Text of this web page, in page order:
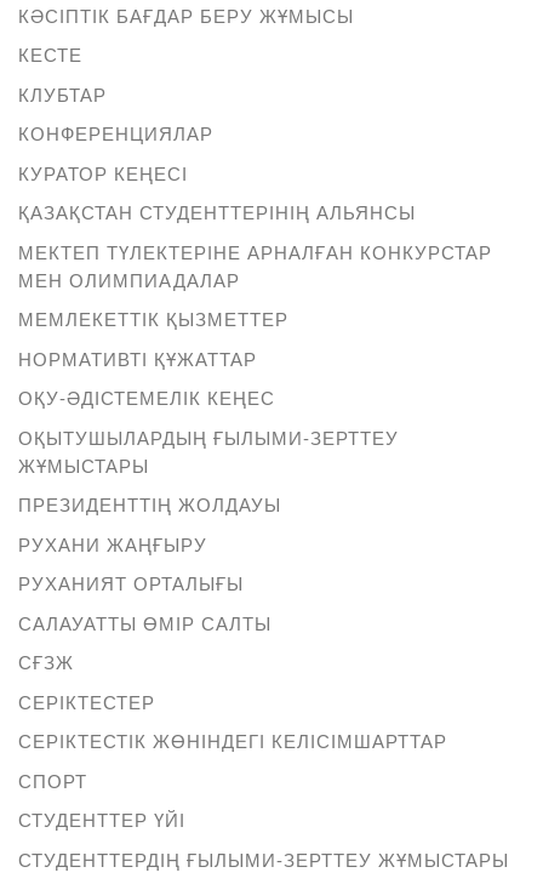
КӘСІПТІК БАҒДАР БЕРУ ЖҰМЫСЫ
КЕСТЕ
КЛУБТАР
КОНФЕРЕНЦИЯЛАР
КУРАТОР КЕҢЕСІ
ҚАЗАҚСТАН СТУДЕНТТЕРІНІҢ АЛЬЯНСЫ
МЕКТЕП ТҮЛЕКТЕРІНЕ АРНАЛҒАН КОНКУРСТАР
МЕН ОЛИМПИАДАЛАР
МЕМЛЕКЕТТІК ҚЫЗМЕТТЕР
НОРМАТИВТІ ҚҰЖАТТАР
ОҚУ-ӘДІСТЕМЕЛІК КЕҢЕС
ОҚЫТУШЫЛАРДЫҢ ҒЫЛЫМИ-ЗЕРТТЕУ
ЖҰМЫСТАРЫ
ПРЕЗИДЕНТТІҢ ЖОЛДАУЫ
РУХАНИ ЖАҢҒЫРУ
РУХАНИЯТ ОРТАЛЫҒЫ
САЛАУАТТЫ ӨМІР САЛТЫ
СҒЗЖ
СЕРІКТЕСТЕР
СЕРІКТЕСТІК ЖӨНІНДЕГІ КЕЛІСІМШАРТТАР
СПОРТ
СТУДЕНТТЕР ҮЙІ
СТУДЕНТТЕРДІҢ ҒЫЛЫМИ-ЗЕРТТЕУ ЖҰМЫСТАРЫ